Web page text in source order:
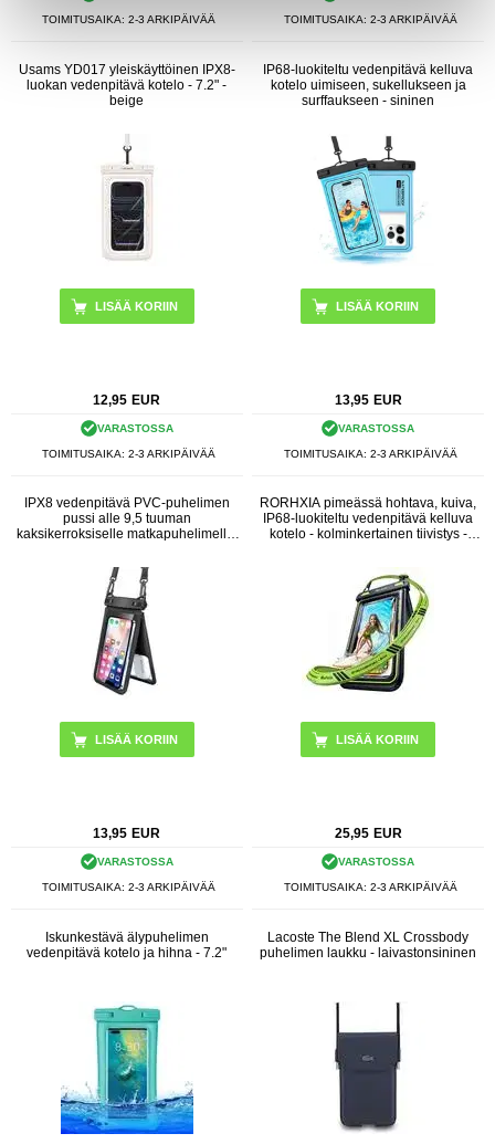
TOIMITUSAIKA: 2-3 ARKIPÄIVÄÄ TOIMITUSAIKA: 2-3 ARKIPÄIVÄÄ
Usams YD017 yleiskäyttöinen IPX8-
luokan vedenpitävä kotelo - 7.2" -
beige
12,95 EUR
VARASTOSSA
TOIMITUSAIKA: 2-3 ARKIPÄIVÄÄ
IP68-luokiteltu vedenpitävä kelluva
kotelo uimiseen, sukellukseen ja
surffaukseen - sininen
13,95 EUR
VARASTOSSA
TOIMITUSAIKA: 2-3 ARKIPÄIVÄÄ
IPX8 vedenpitävä PVC-puhelimen
pussi alle 9,5 tuuman
kaksikerroksiselle matkapuhelimelle,
musta
13,95 EUR
VARASTOSSA
TOIMITUSAIKA: 2-3 ARKIPÄIVÄÄ
RORHXIA pimeässä hohtava, kuiva,
IP68-luokiteltu vedenpitävä kelluva
kotelo - kolminkertainen tiivistys -
25,95 EUR
VARASTOSSA
TOIMITUSAIKA: 2-3 ARKIPÄIVÄÄ
Iskunkestävä älypuhelimen
vedenpitävä kotelo ja hihna - 7.2"
Lacoste The Blend XL Crossbody
puhelimen laukku - laivastonsininen